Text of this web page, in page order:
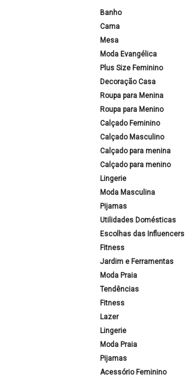
Banho
Cama
Mesa
Moda Evangélica
Plus Size Feminino
Decoração Casa
Roupa para Menina
Roupa para Menino
Calçado Feminino
Calçado Masculino
Calçado para menina
Calçado para menino
Lingerie
Moda Masculina
Pijamas
Utilidades Domésticas
Escolhas das Influencers
Fitness
Jardim e Ferramentas
Moda Praia
Tendências
Fitness
Lazer
Lingerie
Moda Praia
Pijamas
Acessório Feminino